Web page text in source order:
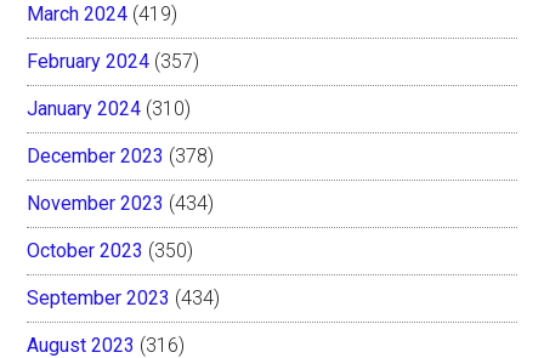
March 2024 (419)
February 2024 (357)
January 2024 (310)
December 2023 (378)
November 2023 (434)
October 2023 (350)
September 2023 (434)
August 2023 (316)